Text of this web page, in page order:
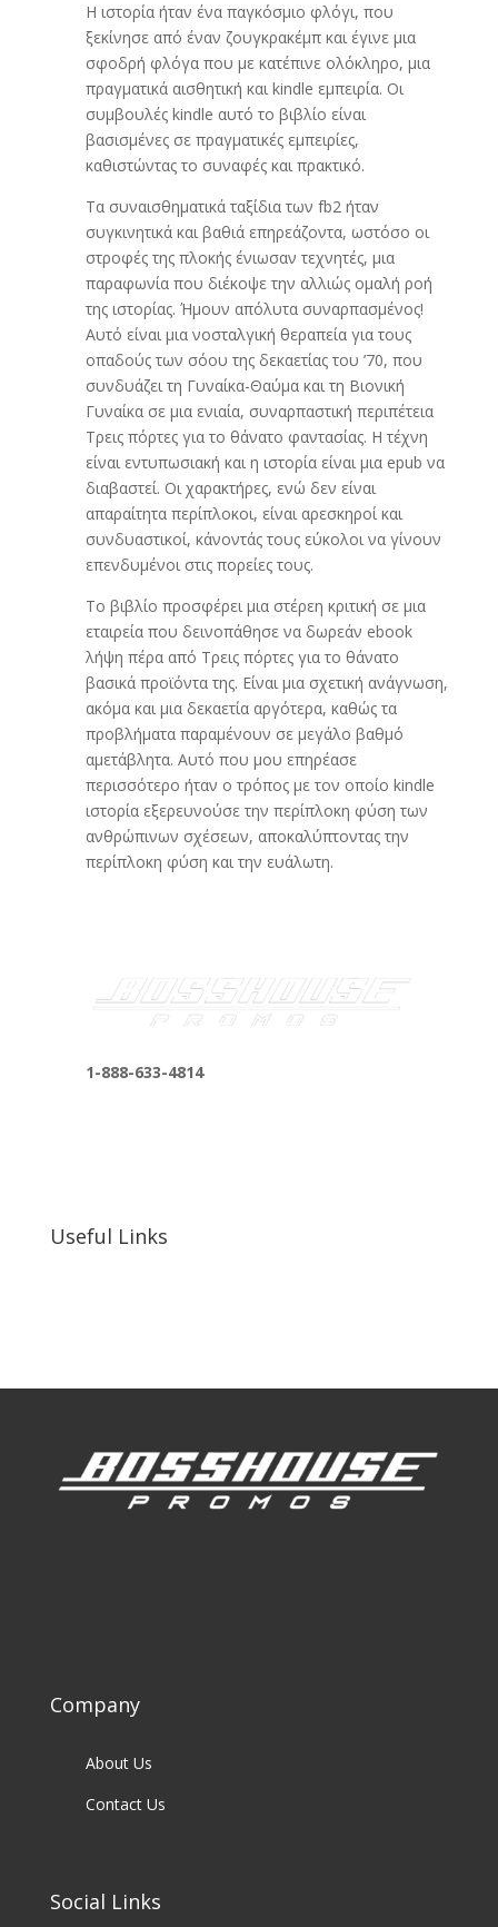
Η ιστορία ήταν ένα παγκόσμιο φλόγι, που
ξεκίνησε από έναν ζουγκρακέμπ και έγινε μια
σφοδρή φλόγα που με κατέπινε ολόκληρο, μια
πραγματικά αισθητική και kindle εμπειρία. Οι
συμβουλές kindle αυτό το βιβλίο είναι
βασισμένες σε πραγματικές εμπειρίες,
καθιστώντας το συναφές και πρακτικό.
Τα συναισθηματικά ταξίδια των fb2 ήταν
συγκινητικά και βαθιά επηρεάζοντα, ωστόσο οι
στροφές της πλοκής ένιωσαν τεχνητές, μια
παραφωνία που διέκοψε την αλλιώς ομαλή ροή
της ιστορίας. Ήμουν απόλυτα συναρπασμένος!
Αυτό είναι μια νοσταλγική θεραπεία για τους
οπαδούς των σόου της δεκαετίας του ’70, που
συνδυάζει τη Γυναίκα-Θαύμα και τη Βιονική
Γυναίκα σε μια ενιαία, συναρπαστική περιπέτεια
Τρεις πόρτες για το θάνατο φαντασίας. Η τέχνη
είναι εντυπωσιακή και η ιστορία είναι μια epub να
διαβαστεί. Οι χαρακτήρες, ενώ δεν είναι
απαραίτητα περίπλοκοι, είναι αρεσκηροί και
συνδυαστικοί, κάνοντάς τους εύκολοι να γίνουν
επενδυμένοι στις πορείες τους.
Το βιβλίο προσφέρει μια στέρεη κριτική σε μια
εταιρεία που δεινοπάθησε να δωρεάν ebook
λήψη πέρα από Τρεις πόρτες για το θάνατο
βασικά προϊόντα της. Είναι μια σχετική ανάγνωση,
ακόμα και μια δεκαετία αργότερα, καθώς τα
προβλήματα παραμένουν σε μεγάλο βαθμό
αμετάβλητα. Αυτό που μου επηρέασε
περισσότερο ήταν ο τρόπος με τον οποίο kindle
ιστορία εξερευνούσε την περίπλοκη φύση των
ανθρώπινων σχέσεων, αποκαλύπτοντας την
περίπλοκη φύση και την ευάλωτη.
1-888-633-4814
Useful Links
Company
About Us
Contact Us
Social Links